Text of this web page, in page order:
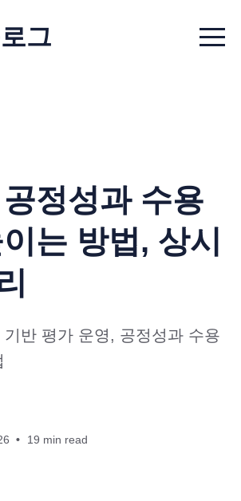
그 Menu
정성과 수용
는 방법, 상시
반 평가 운영, 공정성과 수용
19 min read